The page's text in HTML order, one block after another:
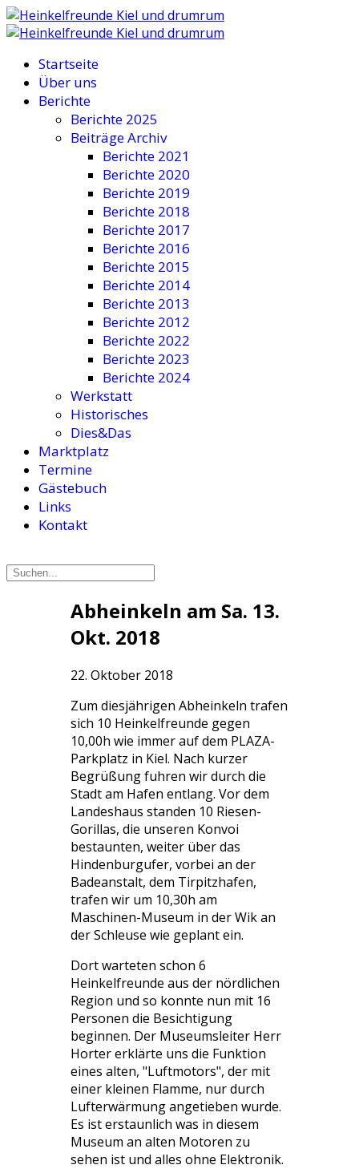
Startseite
Über uns
Berichte
Berichte 2025
Beiträge Archiv
Berichte 2021
Berichte 2020
Berichte 2019
Berichte 2018
Berichte 2017
Berichte 2016
Berichte 2015
Berichte 2014
Berichte 2013
Berichte 2012
Berichte 2022
Berichte 2023
Berichte 2024
Werkstatt
Historisches
Dies&Das
Marktplatz
Termine
Gästebuch
Links
Kontakt
Abheinkeln am Sa. 13.
Okt. 2018
22. Oktober 2018
Zum diesjährigen Abheinkeln trafen
sich 10 Heinkelfreunde gegen
10,00h wie immer auf dem PLAZA-
Parkplatz in Kiel. Nach kurzer
Begrüßung fuhren wir durch die
Stadt am Hafen entlang. Vor dem
Landeshaus standen 10 Riesen-
Gorillas, die unseren Konvoi
bestaunten, weiter über das
Hindenburgufer, vorbei an der
Badeanstalt, dem Tirpitzhafen,
trafen wir um 10,30h am
Maschinen-Museum in der Wik an
der Schleuse wie geplant ein.
Dort warteten schon 6
Heinkelfreunde aus der nördlichen
Region und so konnte nun mit 16
Personen die Besichtigung
beginnen. Der Museumsleiter Herr
Horter erklärte uns die Funktion
eines alten, "Luftmotors", der mit
einer kleinen Flamme, nur durch
Lufterwärmung angetieben wurde.
Es ist erstaunlich was in diesem
Museum an alten Motoren zu
sehen ist und alles ohne Elektronik.